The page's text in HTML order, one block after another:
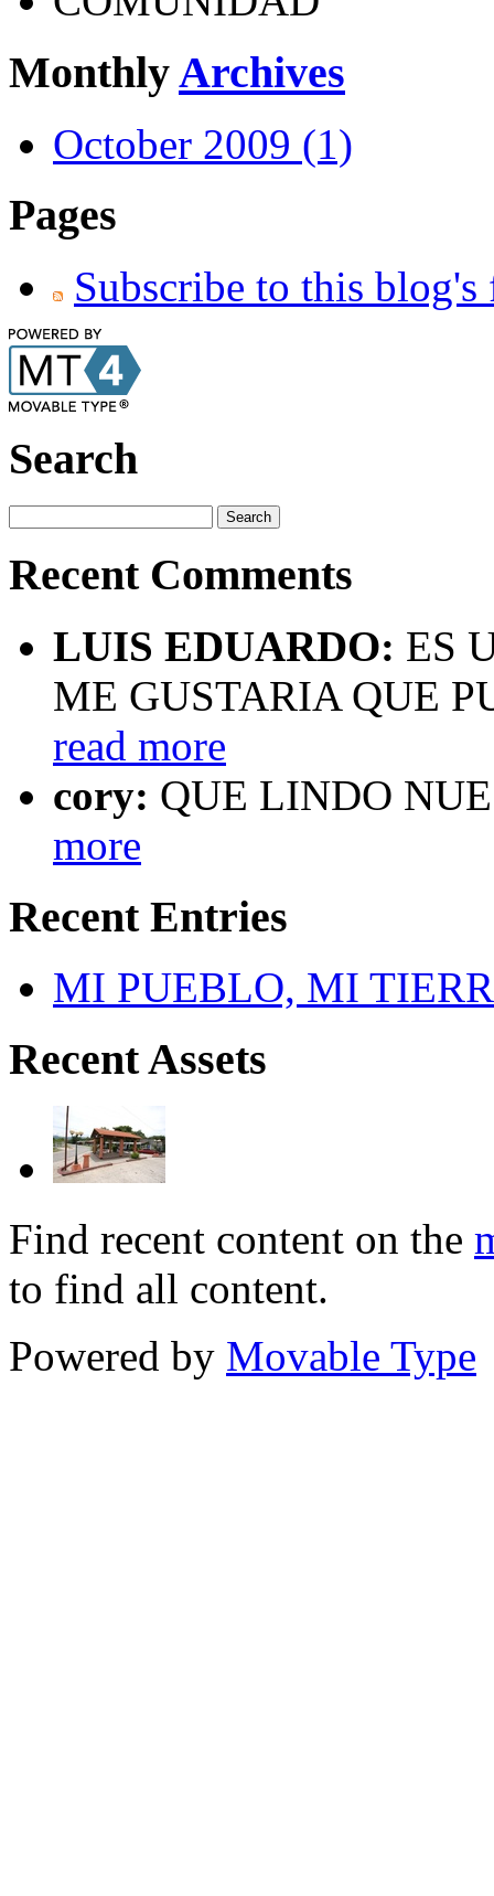
MonthlyArchives
October 2009 (1)
Pages
Subscribe to this blog's
Search
Recent Comments
LUIS EDUARDO: ES
ME GUSTARIA QUE
read more
cory: QUE LINDO
more
Recent Entries
MI PUEBLO, MI
Recent Assets
Find recent content on the
to find all content.
Powered by Movable Type